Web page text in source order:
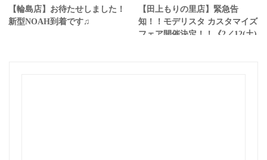
【輪島店】お待たせしました！
新型NOAH到着です♫
【田上もりの里店】緊急告
知！！モデリスタ カスタマイズ
フェア開催決定！！《2／12(土)